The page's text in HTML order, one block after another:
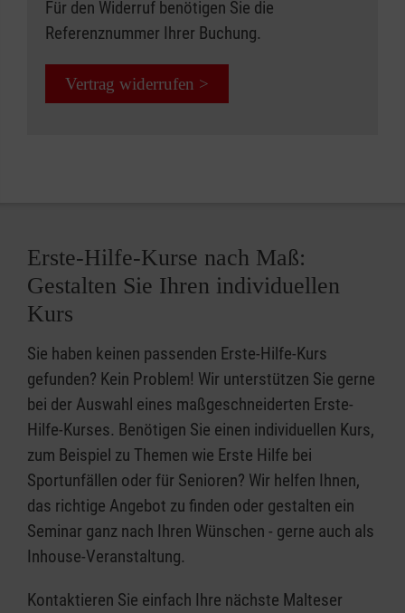
Für den Widerruf benötigen Sie die
Referenznummer Ihrer Buchung.
Vertrag widerrufen >
Erste-Hilfe-Kurse nach Maß:
Gestalten Sie Ihren individuellen
Kurs
Sie haben keinen passenden Erste-Hilfe-Kurs
gefunden? Kein Problem! Wir unterstützen Sie gerne
bei der Auswahl eines maßgeschneiderten Erste-
Hilfe-Kurses. Benötigen Sie einen individuellen Kurs,
zum Beispiel zu Themen wie Erste Hilfe bei
Sportunfällen oder für Senioren? Wir helfen Ihnen,
das richtige Angebot zu finden oder gestalten ein
Seminar ganz nach Ihren Wünschen - gerne auch als
Inhouse-Veranstaltung.
Kontaktieren Sie einfach Ihre nächste Malteser